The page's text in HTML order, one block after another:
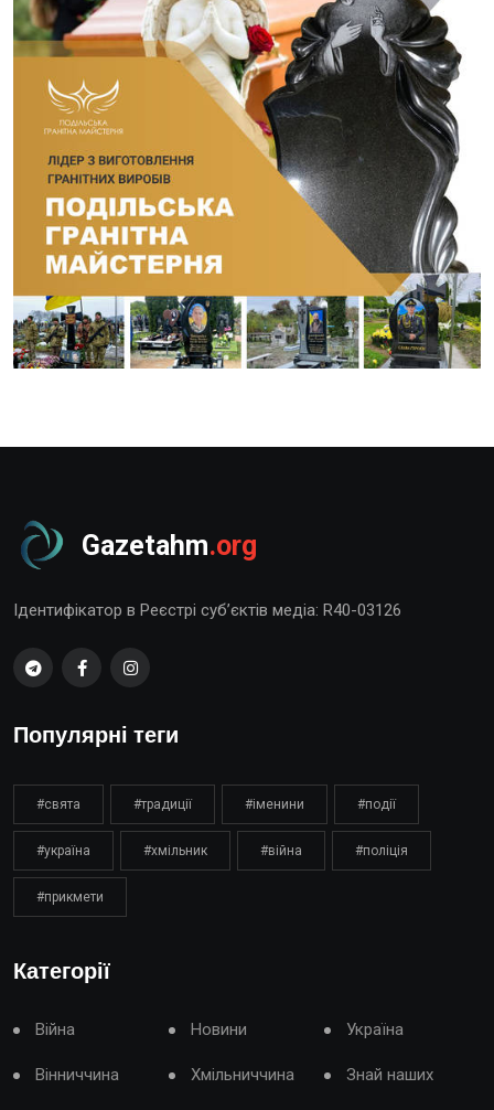
Gazetahm.org
Ідентифікатор в Реєстрі суб’єктів медіа: R40-03126
Популярні теги
#свята #традиції #іменини #події
#україна #хмільник #війна #поліція
#прикмети
Категорії
Війна Новини Україна
Вінниччина Хмільниччина Знай наших